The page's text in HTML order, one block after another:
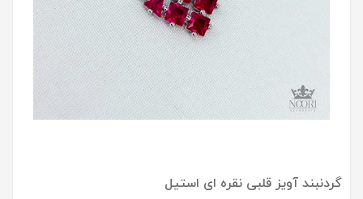
گردنبند آویز قلبی نقره ای استیل